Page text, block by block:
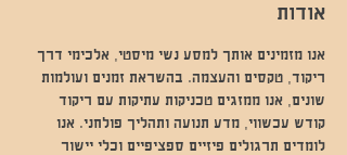
אודות
אנו מזמינים אותך למסע נשי מיסטי, אלכימי דרך
ריקוד, טקסים והעצמה. בהשראת זמנים ועולמות
שונים, אנו ממזגים טכניקות עתיקות עם ריקוד
קודש עכשווי, מדע תנועה ותהליך פולחני. אנו
לומדים תרגולים פיזיים ספציפיים וכלי יישור